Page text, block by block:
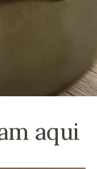
aqui